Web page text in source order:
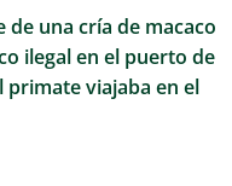
una cría de macaco
ilegal en el puerto de
primate viajaba en el